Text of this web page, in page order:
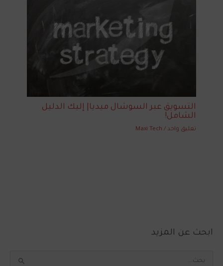
التسويق عبر السوشال ميديا| إليك الدليل
الشامل!
تعليق واحد /
Maxi Tech
ابحث عن المزيد